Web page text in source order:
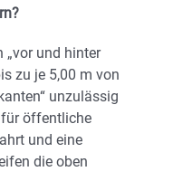
„vor und hinter
zu je 5,00 m von
unzulässig
für öffentliche
und eine
die oben